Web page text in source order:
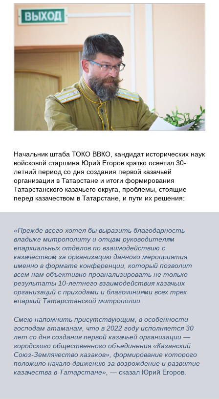
Начальник штаба ТОКО ВВКО, кандидат исторических наук
войсковой старшина Юрий Егоров кратко осветил 30-
летний период со дня создания первой казачьей
организации в Татарстане и итоги формирования
Татарстанского казачьего округа, проблемы, стоящие
перед казачеством в Татарстане, и пути их решения:
«Прежде всего хотел бы выразить благодарность
владыке митрополиту и отцам руководителям
епархиальных отделов по взаимодействию с
казачеством за организацию данного мероприятия
именно в формате конференции, который позволит
всем нам объективно проанализировать не только
результаты 10-летнего взаимодействия казачьих
организаций с приходами и благочиниями всех трех
епархий Татарстанской митрополии.
Смею напомнить присутствующим, в особенности
господам атаманам, что в 2022 году исполняется 30
лет со дня создания первой казачьей организации —
городского общественного объединения «Казанский
Союз-Землячество казаков», формирование которого
положило начало движению за возрождение и развитие
казачества в Татарстане», — сказал Юрий Егоров.